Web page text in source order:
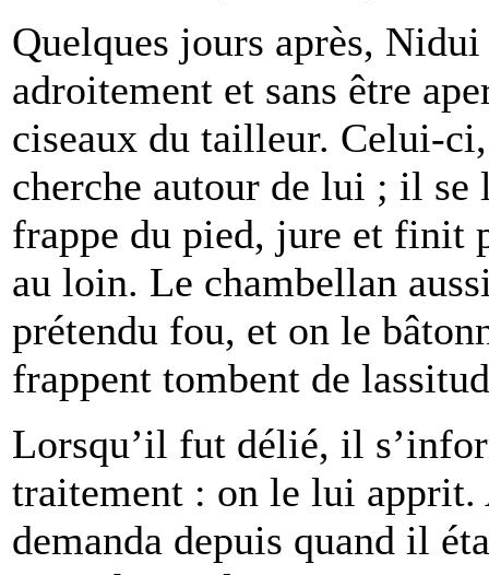
Quelques jours après,
adroitement et sans être
ciseaux du tailleur. Celui-
cherche autour de lui ; il se
frappe du pied, jure et finit
au loin. Le chambellan
prétendu fou, et on le
frappent tombent de
Lorsqu’il fut délié, il
traitement : on le lui
demanda depuis quand il